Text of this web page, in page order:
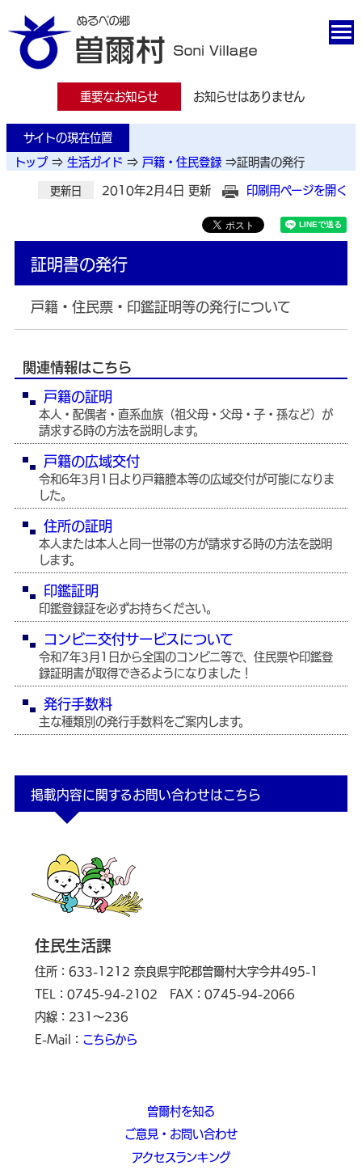
重要なお知らせ お知らせはありません
サイトの現在位置
トップ ⇒ 生活ガイド ⇒ 戸籍・住民登録 ⇒証明書の発行
更新日 2010年2月4日 更新 印刷用ページを開く
証明書の発行
戸籍・住民票・印鑑証明等の発行について
関連情報はこちら
戸籍の証明
本人・配偶者・直系血族（祖父母・父母・子・孫など）が
請求する時の方法を説明します。
戸籍の広域交付
令和6年3月1日より戸籍謄本等の広域交付が可能になりま
した。
住所の証明
本人または本人と同一世帯の方が請求する時の方法を説明
します。
印鑑証明
印鑑登録証を必ずお持ちください。
コンビニ交付サービスについて
令和7年3月1日から全国のコンビニ等で、住民票や印鑑登
録証明書が取得できるようになりました！
発行手数料
主な種類別の発行手数料をご案内します。
掲載内容に関するお問い合わせはこちら
住民生活課
住所：633-1212 奈良県宇陀郡曽爾村大字今井495-1
TEL：0745-94-2102
FAX：0745-94-2066
内線：231～236
E-Mail： こちらから
曽爾村を知る
ご意見・お問い合わせ
アクセスランキング